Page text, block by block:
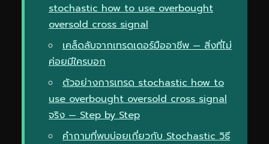
stochastic how to use overbought
oversold cross signal
เคล็ดลับจากเทรดเดอร์มืออาชีพ — สิ่งที่ไม่
ค่อยมีใครบอก
ตัวอย่างการเทรด stochastic how to
use overbought oversold cross signal
จริง — Step by Step
คำถามที่พบบ่อยเกี่ยวกับ Stochastic วิธี